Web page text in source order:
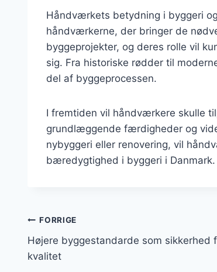
Håndværkets betydning i byggeri
håndværkerne, der bringer de
byggeprojekter, og deres rolle vil
sig. Fra historiske rødder til
del af byggeprocessen.
I fremtiden vil håndværkere skulle
grundlæggende færdigheder og
nybyggeri eller renovering, vil
bæredygtighed i byggeri i Danmark.
Indlægsnavigation
FORRIGE
Højere byggestandarde som sikkerhed
kvalitet